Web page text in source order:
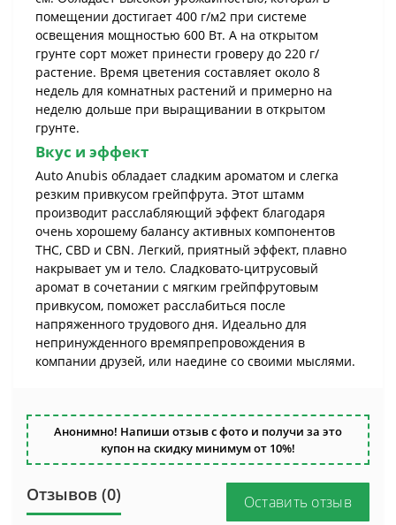
помещении достигает 400 г/м2 при системе
освещения мощностью 600 Вт. А на открытом
грунте сорт может принести гроверу до 220 г/
растение. Время цветения составляет около 8
недель для комнатных растений и примерно на
неделю дольше при выращивании в открытом
грунте.
Вкус и эффект
Auto Anubis обладает сладким ароматом и слегка
резким привкусом грейпфрута. Этот штамм
производит расслабляющий эффект благодаря
очень хорошему балансу активных компонентов
THC, CBD и CBN. Легкий, приятный эффект, плавно
накрывает ум и тело. Сладковато-цитрусовый
аромат в сочетании с мягким грейпфрутовым
привкусом, поможет расслабиться после
напряженного трудового дня. Идеально для
непринужденного времяпрепровождения в
компании друзей, или наедине со своими мыслями.
Анонимно! Напиши отзыв с фото и получи за это
купон на скидку минимум от 10%!
Отзывов (0) Оставить отзыв